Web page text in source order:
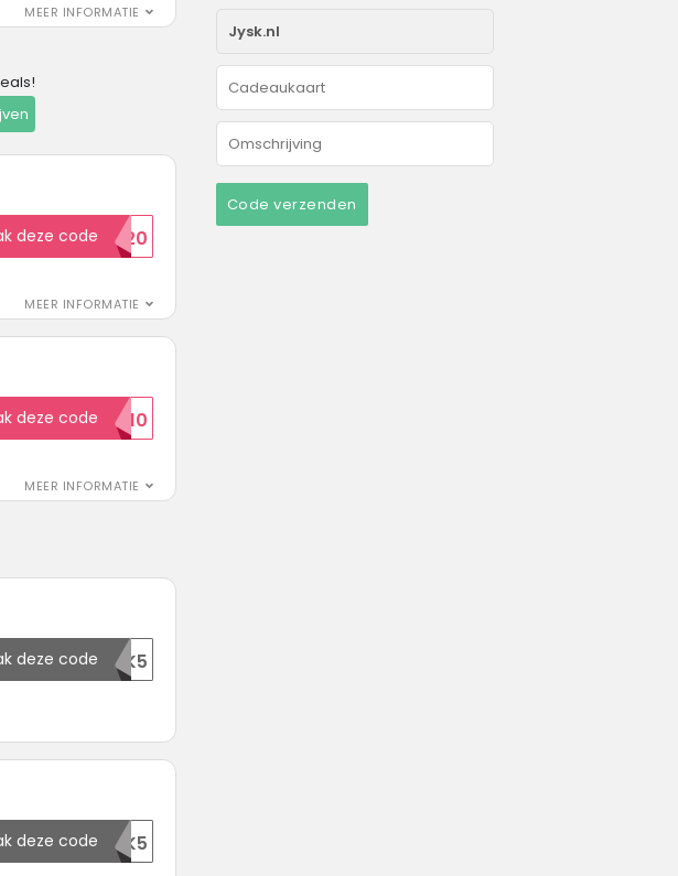
MEER INFORMATIE
MEER INFORMATIE
deze codeEXTRA20
MEER INFORMATIE
deze codeSALE10
deze code
129255OTK5
deze code
127866OTK5
Code verzenden